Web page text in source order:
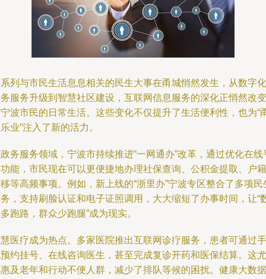
列与市民生活息息相关的民生大事在甬城悄然发生，从数字化
服务升级到智慧社区建设，互联网信息服务的深化正悄然改变
波市民的日常生活。这些变化不仅提升了生活便利性，也为“
业”注入了新的活力。
务服务领域，宁波市持续推进“一网通办”改革，通过优化在线
能，市民现在可以更便捷地办理社保查询、公积金提取、户籍
等高频事项。例如，新上线的“浙里办”宁波专区整合了多项民
，支持刷脸认证和电子证照调用，大大缩短了办事时间，让“
跑路，群众少跑腿”成为现实。
医疗成为热点。多家医院推出互联网诊疗服务，患者可通过手
约挂号、在线咨询医生，甚至完成复诊开药和医保结算。这尤
及老年和行动不便人群，减少了排队等候的困扰。健康大数据